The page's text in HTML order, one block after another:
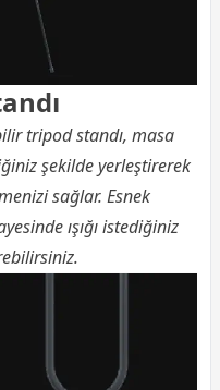
tripod standı, masa
şekilde yerleştirerek
sağlar. Esnek
ışığı istediğiniz